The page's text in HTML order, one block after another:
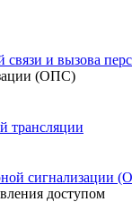
связи и вызова
(ОПС)
трансляции
сигнализации
доступом